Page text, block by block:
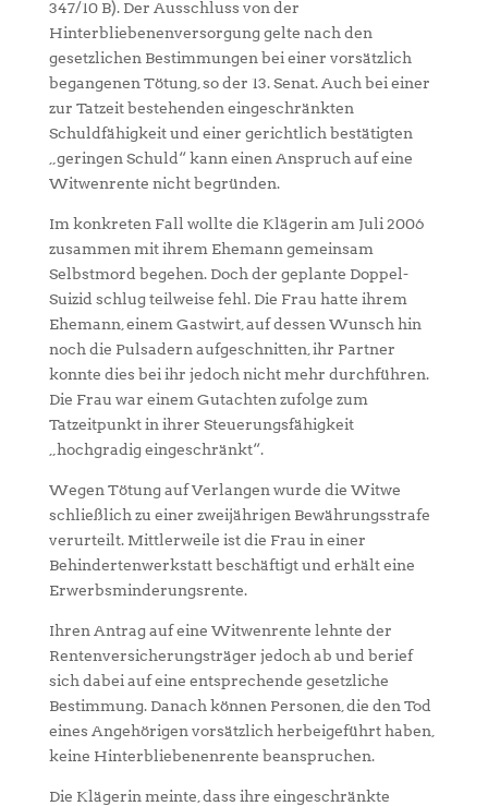
347/10 B). Der Ausschluss von der
Hinterbliebenenversorgung gelte nach den
gesetzlichen Bestimmungen bei einer vorsätzlich
begangenen Tötung, so der 13. Senat. Auch bei einer
zur Tatzeit bestehenden eingeschränkten
Schuldfähigkeit und einer gerichtlich bestätigten
„geringen Schuld“ kann einen Anspruch auf eine
Witwenrente nicht begründen.
Im konkreten Fall wollte die Klägerin am Juli 2006
zusammen mit ihrem Ehemann gemeinsam
Selbstmord begehen. Doch der geplante Doppel-
Suizid schlug teilweise fehl. Die Frau hatte ihrem
Ehemann, einem Gastwirt, auf dessen Wunsch hin
noch die Pulsadern aufgeschnitten, ihr Partner
konnte dies bei ihr jedoch nicht mehr durchführen.
Die Frau war einem Gutachten zufolge zum
Tatzeitpunkt in ihrer Steuerungsfähigkeit
„hochgradig eingeschränkt“.
Wegen Tötung auf Verlangen wurde die Witwe
schließlich zu einer zweijährigen Bewährungsstrafe
verurteilt. Mittlerweile ist die Frau in einer
Behindertenwerkstatt beschäftigt und erhält eine
Erwerbsminderungsrente.
Ihren Antrag auf eine Witwenrente lehnte der
Rentenversicherungsträger jedoch ab und berief
sich dabei auf eine entsprechende gesetzliche
Bestimmung. Danach können Personen, die den Tod
eines Angehörigen vorsätzlich herbeigeführt haben,
keine Hinterbliebenenrente beanspruchen.
Die Klägerin meinte, dass ihre eingeschränkte